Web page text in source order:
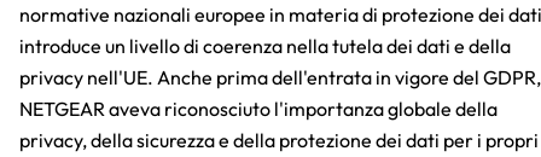
normative nazionali europee in materia di protezione dei
introduce un livello di coerenza nella tutela dei dati e della
privacy nell'UE. Anche prima dell'entrata in vigore del GDPR,
NETGEAR aveva riconosciuto l'importanza globale della
privacy, della sicurezza e della protezione dei dati per i propri